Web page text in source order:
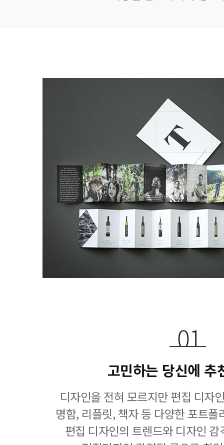
고민하는 당신에 추
디자인을 전혀 모르지만 편집 디자
명함, 리플릿, 책자 등 다양한 포트
편집 디자인의 트렌드와 디자인